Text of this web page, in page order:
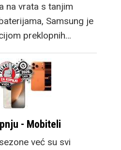
na vrata s tanjim
Samsung je
preklopnih…
- Mobiteli
već su svi